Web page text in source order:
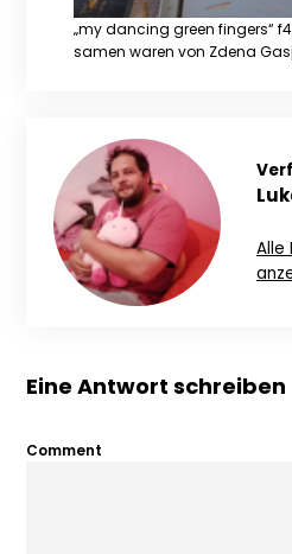
„my dancing green fingers“
samen waren von Zdena
Alle
Eine Antwort schreiben
Comment